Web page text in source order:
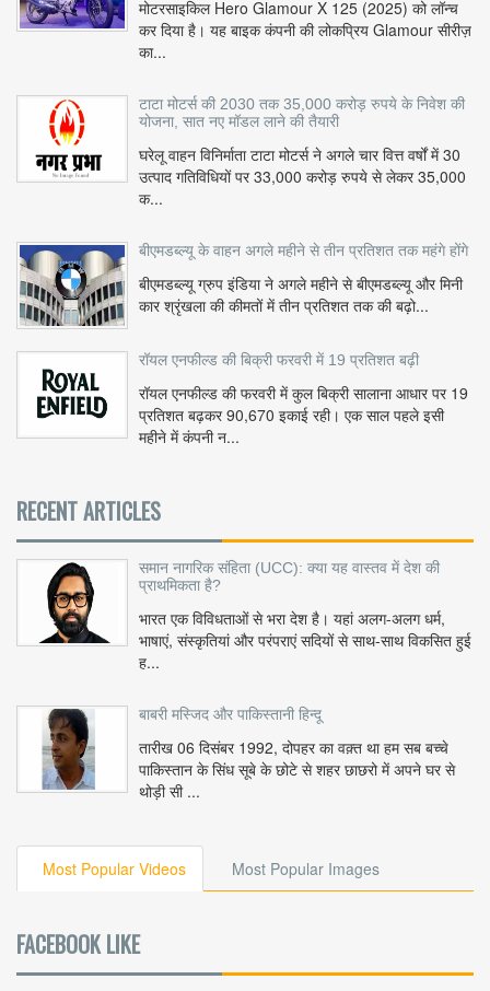
मोटरसाइकिल Hero Glamour X 125 (2025) को लॉन्च
कर दिया है। यह बाइक कंपनी की लोकप्रिय Glamour सीरीज़
का...
टाटा मोटर्स की 2030 तक 35,000 करोड़ रुपये के निवेश की
योजना, सात नए मॉडल लाने की तैयारी
घरेलू वाहन विनिर्माता टाटा मोटर्स ने अगले चार वित्त वर्षों में 30
उत्पाद गतिविधियों पर 33,000 करोड़ रुपये से लेकर 35,000
क...
बीएमडब्ल्यू के वाहन अगले महीने से तीन प्रतिशत तक महंगे होंगे
बीएमडब्ल्यू ग्रुप इंडिया ने अगले महीने से बीएमडब्ल्यू और मिनी
कार श्रृंखला की कीमतों में तीन प्रतिशत तक की बढ़ो...
रॉयल एनफील्ड की बिक्री फरवरी में 19 प्रतिशत बढ़ी
रॉयल एनफील्ड की फरवरी में कुल बिक्री सालाना आधार पर 19
प्रतिशत बढ़कर 90,670 इकाई रही। एक साल पहले इसी
महीने में कंपनी न...
RECENT ARTICLES
समान नागरिक संहिता (UCC): क्या यह वास्तव में देश की
प्राथमिकता है?
भारत एक विविधताओं से भरा देश है। यहां अलग-अलग धर्म,
भाषाएं, संस्कृतियां और परंपराएं सदियों से साथ-साथ विकसित हुई
ह...
बाबरी मस्जिद और पाकिस्तानी हिन्दू
तारीख 06 दिसंबर 1992, दोपहर का वक़्त था हम सब बच्चे
पाकिस्तान के सिंध सूबे के छोटे से शहर छाछरो में अपने घर से
थोड़ी सी ...
Most Popular Videos Most Popular Images
FACEBOOK LIKE